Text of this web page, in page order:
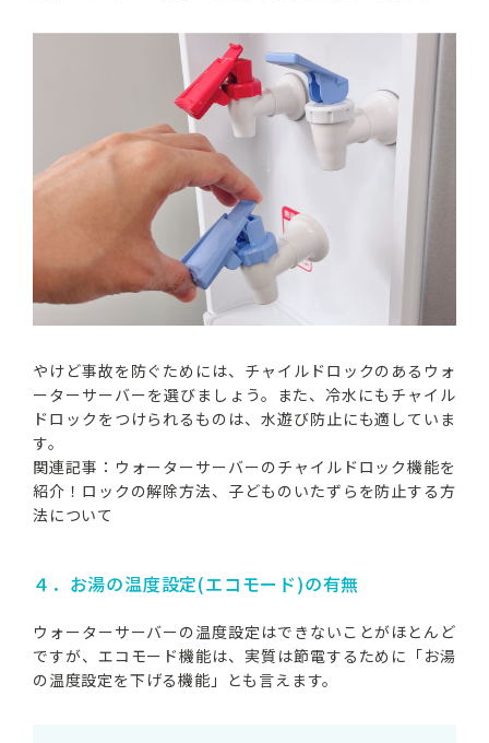
やけど事故を防ぐためには、チャイルドロックのあるウォ
ーターサーバーを選びましょう。また、冷水にもチャイル
ドロックをつけられるものは、水遊び防止にも適していま
す。
関連記事： ウォーターサーバーのチャイルドロック機能を
紹介！ロックの解除方法、子どものいたずらを防止する方
法について
４．お湯の温度設定(エコモード)の有無
ウォーターサーバーの温度設定はできないことがほとんど
ですが、エコモード機能は、実質は節電するために「お湯
の温度設定を下げる機能」とも言えます。